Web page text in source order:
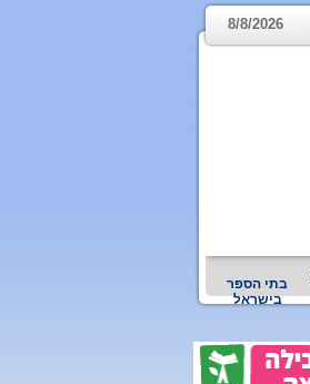
8/8/2026
בתי הספר
בישראל